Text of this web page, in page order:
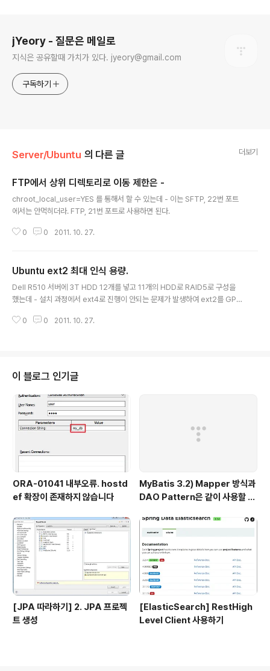
jYeory - 질문은 메일로
지식은 공유할때 가치가 있다. jyeory@gmail.com
구독하기
Server/Ubuntu 의 다른 글 더보기
FTP에서 상위 디렉토리로 이동 제한은 -
chroot_local_user=YES 를 통해서 할 수 있는데 - 이는 SFTP, 22번 포트
에서는 안먹히더라. FTP, 21번 포트로 사용하면 된다.
0 0 2011. 10. 27.
Ubuntu ext2 최대 인식 용량.
Dell R510 서버에 3T HDD 12개를 넣고 11개의 HDD로 RAID5로 구성을
했는데 - 설치 과정에서 ext4로 진행이 안되는 문제가 발생하여 ext2를 GPT
는 경우가 발생함. 사용량도 11T 기준으로 표시가 됨. fdisk -l 에서는 GPT로
에 없음... ext2의 최대 용량은 page size(block size)가 4kb 일땐 최대 16
TB 임. 이때..
0 0 2011. 10. 27.
이 블로그 인기글
ORA-01041 내부오류. hostd
ef 확장이 존재하지 않습니다
MyBatis 3.2) Mapper 방식과
DAO Pattern은 같이 사용할 수
[JPA 따라하기] 2. JPA 프로젝
트 생성
[ElasticSearch] RestHigh
Level Client 사용하기